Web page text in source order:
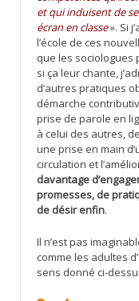
et qui induisent de
écran en classe». Si
l’école de ces
que les sociologues
si ça leur chante,
d’autres pratiques
démarche
prise de parole en
à celui des autres,
une prise en main
circulation et
davantage
promesses, de
de désir enfin.
Il n’est pas
comme les adultes
sens donné ci-